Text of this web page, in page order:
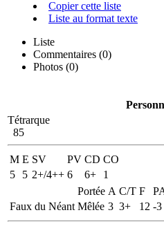
Copier cette liste
Liste au format texte
Liste
Commentaires (0)
Photos (0)
Tétrarque
85
M E SV PV CD CO
5
5 2+/4++ 6 6+
1
Portée A C/T F
Faux du Néant Mêlée 3 3+ 12 -3